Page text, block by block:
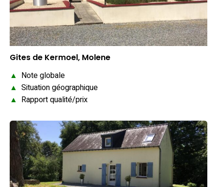
Gites de Kermoel, Molene
▲ Note globale
▲ Situation géographique
▲ Rapport qualité/prix